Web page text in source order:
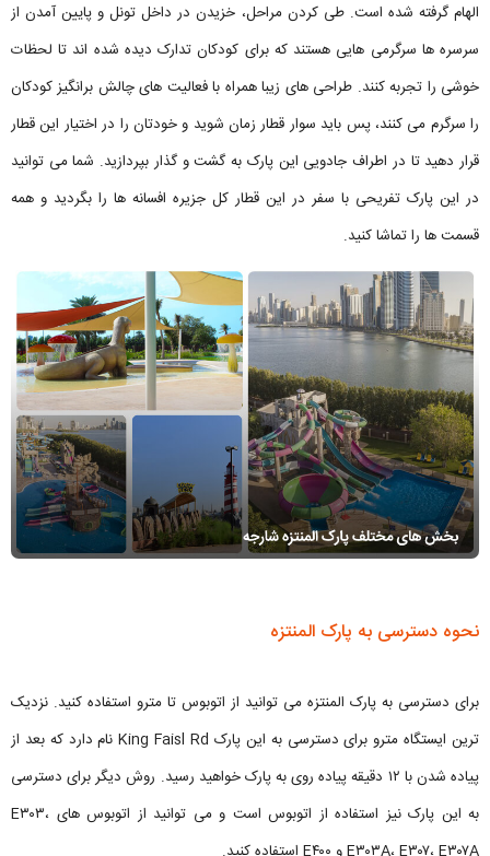
الهام گرفته شده است. طی کردن مراحل، خزیدن در داخل تونل و پایین آمدن از
سرسره ها سرگرمی هایی هستند که برای کودکان تدارک دیده شده اند تا لحظات
خوشی را تجربه کنند. طراحی های زیبا همراه با فعالیت های چالش برانگیز کودکان
را سرگرم می کنند، پس باید سوار قطار زمان شوید و خودتان را در اختیار این قطار
قرار دهید تا در اطراف جادویی این پارک به گشت و گذار بپردازید. شما می توانید
در این پارک تفریحی با سفر در این قطار کل جزیره افسانه ها را بگردید و همه
قسمت ها را تماشا کنید.
نحوه دسترسی به پارک المنتزه
برای دسترسی به پارک المنتزه می توانید از اتوبوس تا مترو استفاده کنید. نزدیک
ترین ایستگاه مترو برای دسترسی به این پارک King Faisl Rd نام دارد که بعد از
پیاده شدن با ۱۲ دقیقه پیاده روی به پارک خواهید رسید. روش دیگر برای دسترسی
به این پارک نیز استفاده از اتوبوس است و می توانید از اتوبوس های E۳۰۳،
E۳۰۳A، E۳۰۷، E۳۰۷A و E۴۰۰ استفاده کنید.